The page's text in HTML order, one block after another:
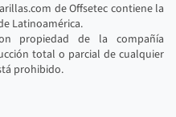
de Offsetec contiene la
Latinoamérica.
propiedad de la compañía
total o parcial de cualquier
prohibido.